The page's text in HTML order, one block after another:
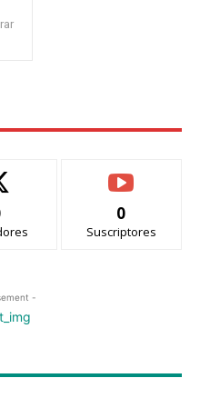
0
Suscriptores
-